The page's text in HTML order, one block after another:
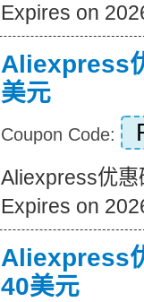
Expires on
Aliexpress
美元
Coupon Code:
Aliexpress优
Expires on
Aliexpress
40美元